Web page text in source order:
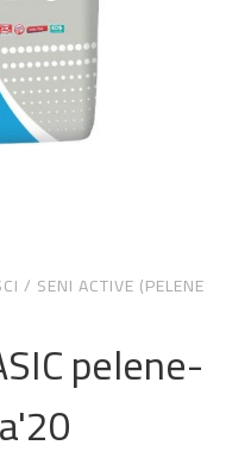
/ SENI ACTIVE (PELENE
pelene-